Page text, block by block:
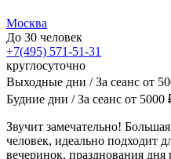
Москва
До 30 человек
+7(495) 571-51-31
круглосуточно
Выходные дни / За сеанс от
Будние дни / За сеанс от 5000
Звучит замечательно!
человек, идеально подходит
вечеринок, празднования